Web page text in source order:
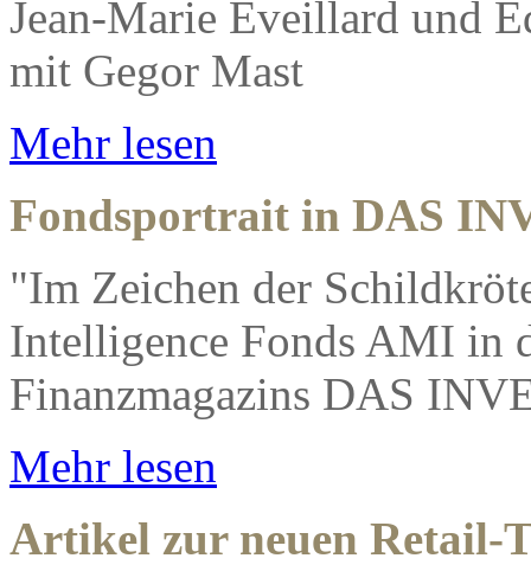
Jean-Marie Eveillard und
mit Gegor Mast
Mehr lesen
Fondsportrait in DAS
"Im Zeichen der
Intelligence Fonds AMI in
Finanzmagazins DAS
Mehr lesen
Artikel zur neuen Retail-